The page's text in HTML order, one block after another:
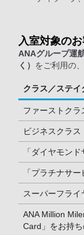
入室対象の
ANAグループ運
く） をご利用の
クラス／ステイ
ファーストクラ
ビジネスクラス
「ダイヤモン
「プラチナサ
スーパーフライ
ANA Million
Card」をお持